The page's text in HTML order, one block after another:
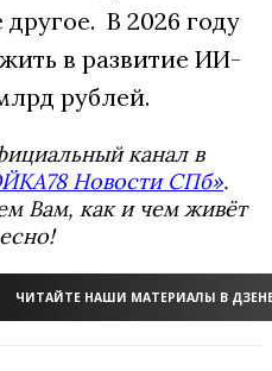
В 2026 году
в развитие ИИ-
рублей.
канал в
Новости СПб».
Вам, как и чем живёт
ЧИТАЙТЕ НАШИ МАТЕРИАЛЫ В